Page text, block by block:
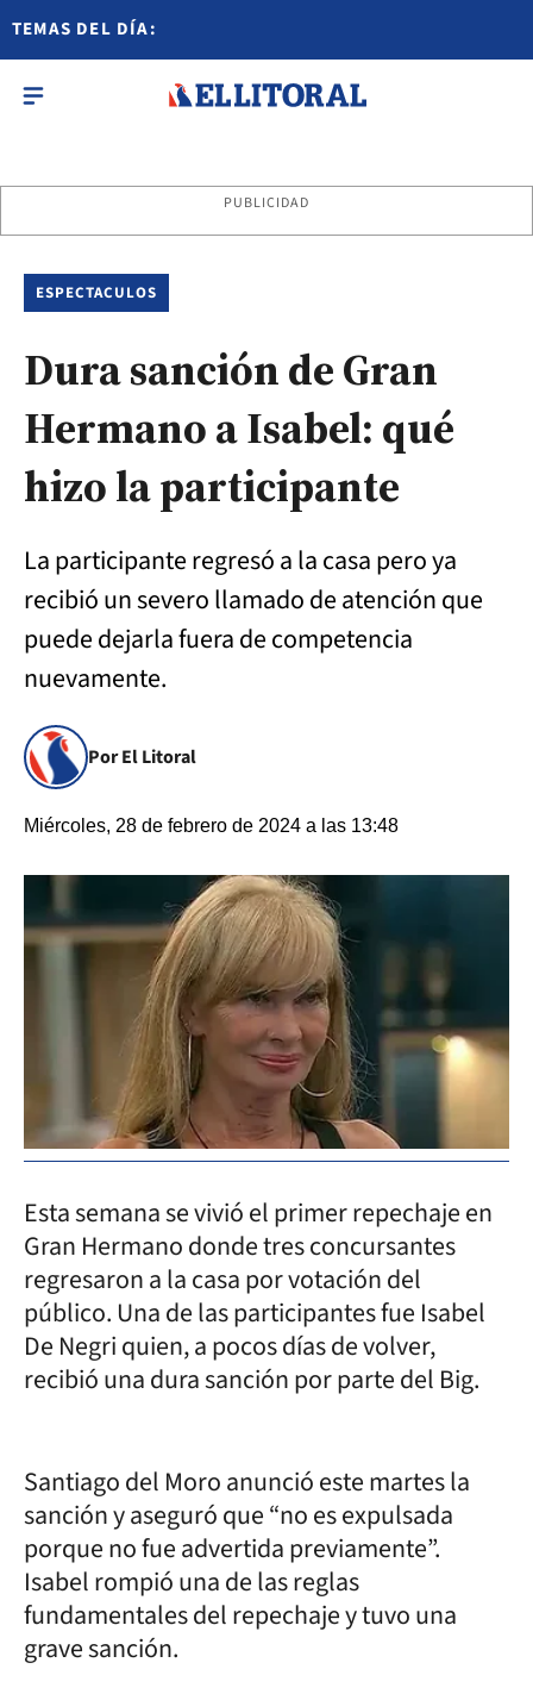
TEMAS DEL DÍA:
PUBLICIDAD
ESPECTACULOS
Dura sanción de Gran
Hermano a Isabel: qué
hizo la participante
La participante regresó a la casa pero ya
recibió un severo llamado de atención que
puede dejarla fuera de competencia
nuevamente.
Por El Litoral
Miércoles, 28 de febrero de 2024 a las 13:48
Esta semana se vivió el primer repechaje en
Gran Hermano donde tres concursantes
regresaron a la casa por votación del
público. Una de las participantes fue Isabel
De Negri quien, a pocos días de volver,
recibió una dura sanción por parte del Big.
Santiago del Moro anunció este martes la
sanción y aseguró que “no es expulsada
porque no fue advertida previamente”.
Isabel rompió una de las reglas
fundamentales del repechaje y tuvo una
grave sanción.